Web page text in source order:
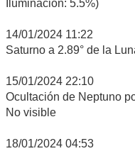
Iluminación: 5.5%)
14/01/2024 11:22
Saturno a 2.89° de la
15/01/2024 22:10
Ocultación de Neptuno
No visible
18/01/2024 04:53